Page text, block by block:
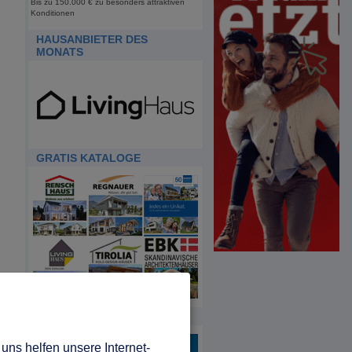
Konditionen
HAUSANBIETER DES
MONATS
GRATIS KATALOGE
helfen unsere Internet-